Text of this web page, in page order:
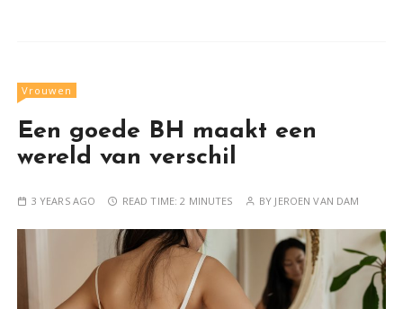
Vrouwen
Een goede BH maakt een
wereld van verschil
3 YEARS AGO READ TIME:2 MINUTES BY JEROEN VAN DAM